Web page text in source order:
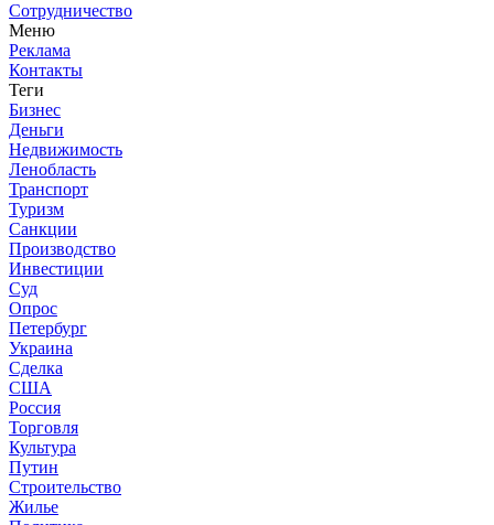
Сотрудничество
Меню
Реклама
Контакты
Теги
Бизнес
Деньги
Недвижимость
Ленобласть
Транспорт
Туризм
Санкции
Производство
Инвестиции
Суд
Опрос
Петербург
Украина
Сделка
США
Россия
Торговля
Культура
Путин
Строительство
Жилье